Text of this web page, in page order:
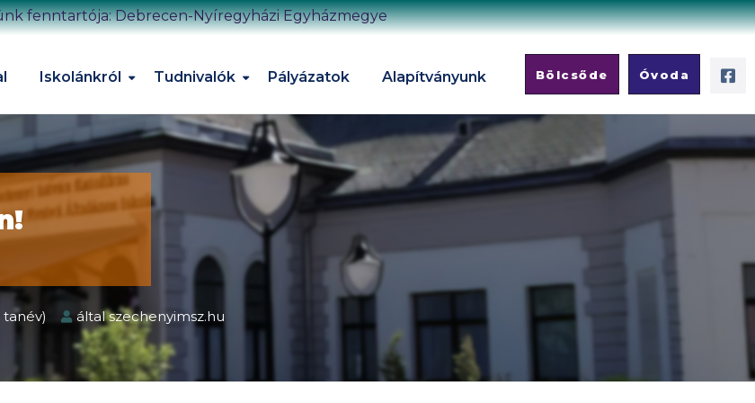
fenntartója: Debrecen-Nyíregyházi Egyházmegye
Iskolánkról Tudnivalók Pályázatok Alapítványunk Bölcsőde Óvoda
általszechenyimsz.hu